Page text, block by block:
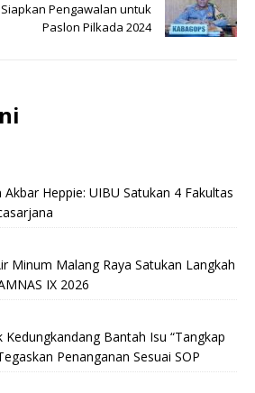
Pengawalan untuk
Paslon Pilkada 2024
Akbar Heppie: UIBU Satukan 4 Fakultas
Minum Malang Raya Satukan Langkah
IX 2026
Kedungkandang Bantah Isu “Tangkap
Penanganan Sesuai SOP